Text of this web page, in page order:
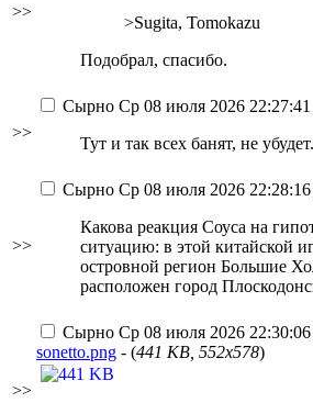
>>
>Sugita, Tomokazu
Подобрал, спасибо.
>>
Сырно Ср 08 июля 2026 22:27:41
Тут и так всех банят, не убудет.
>>
Сырно Ср 08 июля 2026 22:28:16
Какова реакция Соуса на
ситуацию: в этой китайской
островной регион Большие
расположен город
>>
Сырно Ср 08 июля 2026 22:30:06
sonetto.png - (441 KB, 552x578)